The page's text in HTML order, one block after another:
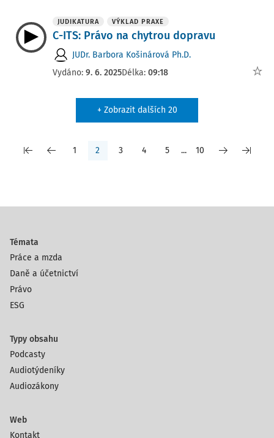
JUDIKATURA VÝKLAD PRAXE
C-ITS: Právo na chytrou dopravu
JUDr. Barbora Košinárová Ph.D.
Vydáno: 9. 6. 2025Délka: 09:18
+ Zobrazit dalších 20
1 2 3 4 5 ... 10
Témata
Práce a mzda
Daně a účetnictví
Právo
ESG
Typy obsahu
Podcasty
Audiotýdeníky
Audiozákony
Web
Kontakt